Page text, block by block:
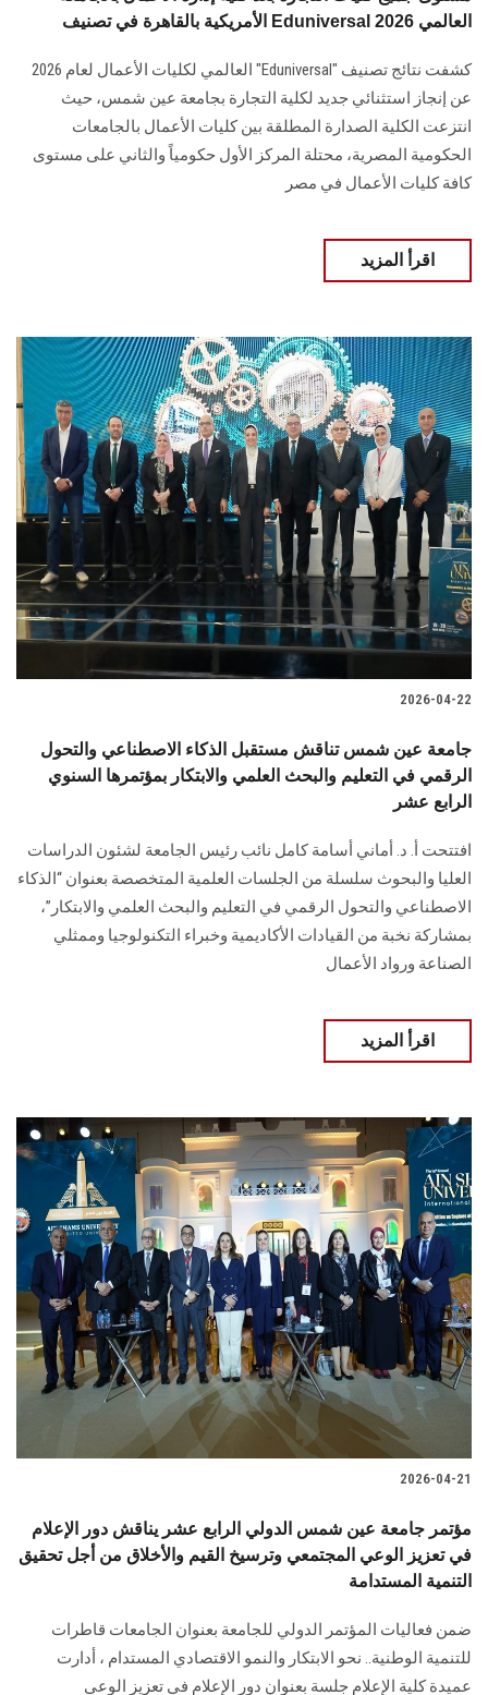
سجل الان
الأمريكية بالقاهرة في تصنيف Eduniversal العالمي 2026
كشفت نتائج تصنيف "Eduniversal" العالمي لكليات الأعمال لعام 2026
عن إنجاز استثنائي جديد لكلية التجارة بجامعة عين شمس، حيث
انتزعت الكلية الصدارة المطلقة بين كليات الأعمال بالجامعات
الحكومية المصرية، محتلة المركز الأول حكومياً والثاني على مستوى
كافة كليات الأعمال في مصر
اقرأ المزيد
2026-04-22
جامعة عين شمس تناقش مستقبل الذكاء الاصطناعي والتحول
الرقمي في التعليم والبحث العلمي والابتكار بمؤتمرها السنوي
الرابع عشر
افتتحت أ. د. أماني أسامة كامل نائب رئيس الجامعة لشئون الدراسات
العليا والبحوث سلسلة من الجلسات العلمية المتخصصة بعنوان “الذكاء
الاصطناعي والتحول الرقمي في التعليم والبحث العلمي والابتكار”،
بمشاركة نخبة من القيادات الأكاديمية وخبراء التكنولوجيا وممثلي
الصناعة ورواد الأعمال
اقرأ المزيد
2026-04-21
مؤتمر جامعة عين شمس الدولي الرابع عشر يناقش دور الإعلام
في تعزيز الوعي المجتمعي وترسيخ القيم والأخلاق من أجل تحقيق
التنمية المستدامة
ضمن فعاليات المؤتمر الدولي للجامعة بعنوان الجامعات قاطرات
للتنمية الوطنية.. نحو الابتكار والنمو الاقتصادي المستدام ، أدارت
عميدة كلية الإعلام جلسة بعنوان دور الإعلام في تعزيز الوعي